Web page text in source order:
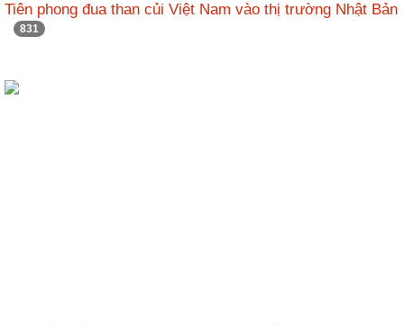
Tiên phong đua than củi Việt Nam vào thị trường Nhật Bản
831